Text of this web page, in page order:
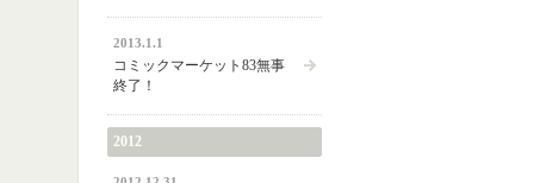
2013.1.1
コミックマーケット83無事
終了！
2012